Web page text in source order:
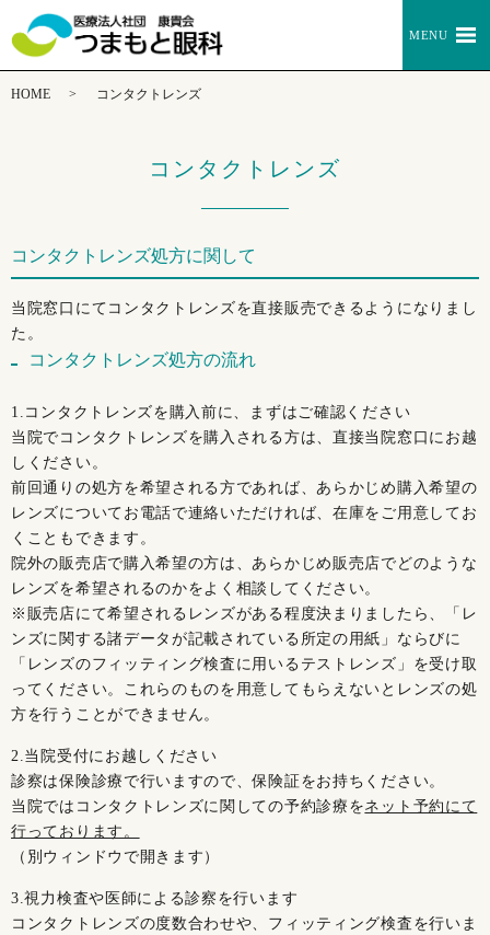
MENU
HOME コンタクトレンズ
コンタクトレンズ
コンタクトレンズ処方に関して
当院窓口にてコンタクトレンズを直接販売できるようになりまし
た。
コンタクトレンズ処方の流れ
1.コンタクトレンズを購入前に、まずはご確認ください
当院でコンタクトレンズを購入される方は、直接当院窓口にお越
しください。
前回通りの処方を希望される方であれば、あらかじめ購入希望の
レンズについてお電話で連絡いただければ、在庫をご用意してお
くこともできます。
院外の販売店で購入希望の方は、あらかじめ販売店でどのような
レンズを希望されるのかをよく相談してください。
※販売店にて希望されるレンズがある程度決まりましたら、「レ
ンズに関する諸データが記載されている所定の用紙」ならびに
「レンズのフィッティング検査に用いるテストレンズ」を受け取
ってください。これらのものを用意してもらえないとレンズの処
方を行うことができません。
2.当院受付にお越しください
診察は保険診療で行いますので、保険証をお持ちください。
当院ではコンタクトレンズに関しての予約診療をネット予約にて
行っております。
（別ウィンドウで開きます）
3.視力検査や医師による診察を行います
コンタクトレンズの度数合わせや、フィッティング検査を行いま